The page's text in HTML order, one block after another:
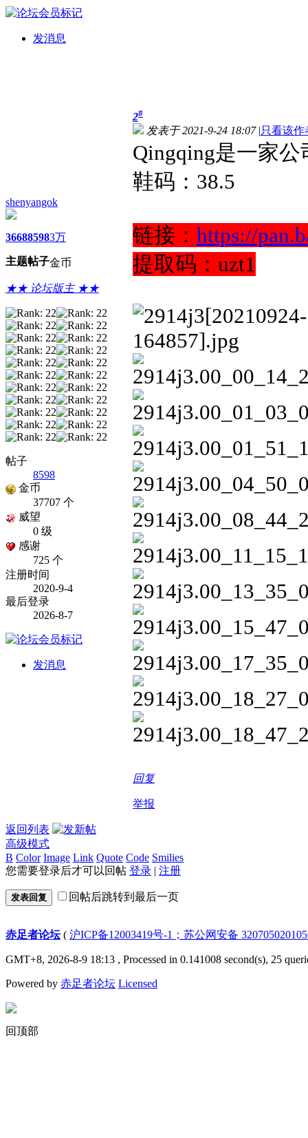
发消息
shenyangok
3668
主题
8598
帖子
3万
金币
★★ 论坛版主 ★★
帖子
8598
金币
37707 个
威望
0 级
感谢
725 个
注册时间
2020-9-4
最后登录
2026-8-7
发消息
2#
发表于 2021-9-24 18:07 |只看该作
Qingqing是一家公
鞋码： 38.5
链接： https://
提取码：uzt1
回复
举报
返回列表
高级模式
B Color Image Link Quote Code Smilies
您需要登录后才可以回帖 登录 | 注册
发表回复 回帖后跳转到最后一页
赤足者论坛( 沪ICP备12003419号-1；苏公网安备
GMT+8, 2026-8-9 18:13 , Processed in 0.141008 second(s), 25
Powered by 赤足者论坛 Licensed
回顶部